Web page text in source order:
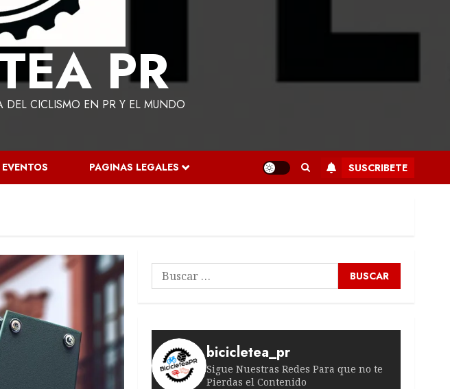
PR
CICLISMO EN PR Y EL MUNDO
EVENTOS PAGINAS LEGALES SUSCRIBETE
Buscar:
bicicletea_pr
Sigue Nuestras Redes Para que no te
Pierdas el Contenido